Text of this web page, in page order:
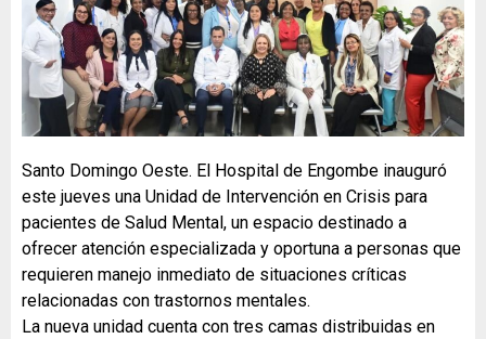
Santo Domingo Oeste. El Hospital de Engombe inauguró
este jueves una Unidad de Intervención en Crisis para
pacientes de Salud Mental, un espacio destinado a
ofrecer atención especializada y oportuna a personas que
requieren manejo inmediato de situaciones críticas
relacionadas con trastornos mentales.
La nueva unidad cuenta con tres camas distribuidas en